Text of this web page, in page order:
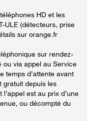
HD et les
ULE (détecteurs, prise
sur orange.fr
sur rendez-
ou via appel au Service
temps d’attente avant
gratuit depuis les
est au prix d’une
ou décompté du